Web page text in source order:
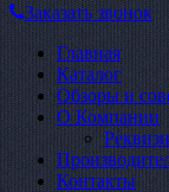
Заказать звонок
Главная
Каталог
Обзоры и
О Компании
Контакты